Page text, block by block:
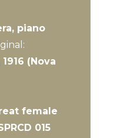
piano
(Nova
female
015